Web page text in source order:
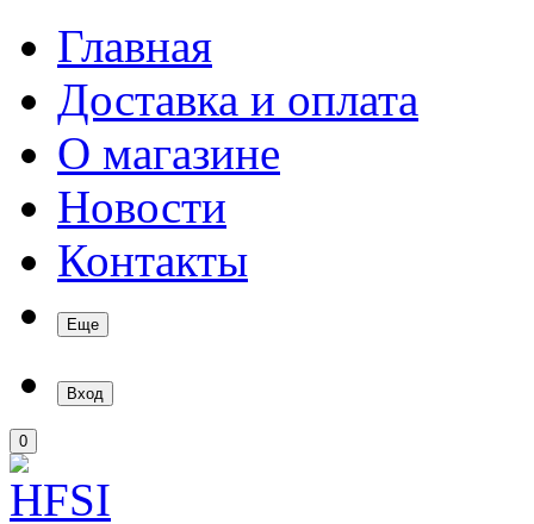
Главная
Доставка и оплата
О магазине
Новости
Контакты
Еще
Вход
0